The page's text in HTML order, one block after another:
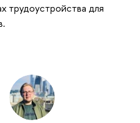
трудоустройства для